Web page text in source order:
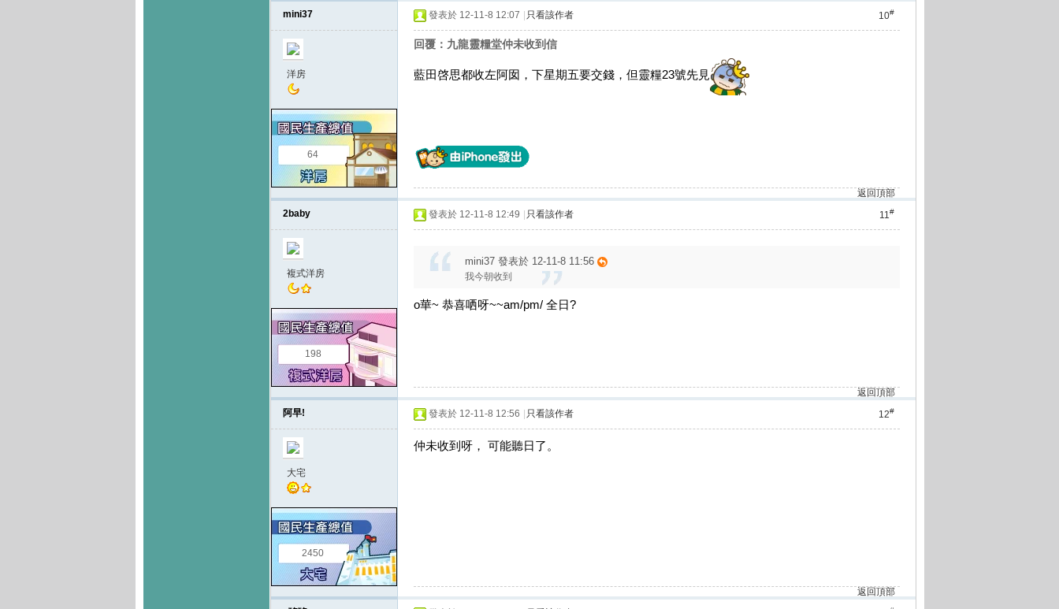
mini37
洋房
64
10#
發表於 12-11-8 12:07 只看該作者
回覆：九龍靈糧堂仲未收到信
藍田啓思都收左阿囡，下星期五要交錢，但靈糧23號先見
返回頂部
2baby
複式洋房
198
11#
發表於 12-11-8 12:49 只看該作者
mini37 發表於 12-11-8 11:56
我今朝收到
o華~ 恭喜哂呀~~am/pm/ 全日?
返回頂部
阿早!
大宅
2450
12#
發表於 12-11-8 12:56 只看該作者
仲未收到呀， 可能聽日了。
返回頂部